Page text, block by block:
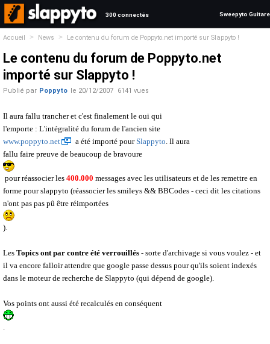
300 connectés Sweepyto Guitare
Accueil > News > Le contenu du forum de Poppyto.net importé sur Slappyto !
Le contenu du forum de Poppyto.net
importé sur Slappyto !
Publié par Poppyto le 20/12/2007 6141 vues
Il aura fallu trancher et c'est finalement le oui qui
l'emporte : L'intégralité du forum de l'ancien site
www.poppyto.net
a été importé pourSlappyto. Il aura
fallu faire preuve de beaucoup de bravoure
pour réassocier les 400.000 messages avec les utilisateurs et de les remettre en
forme pour slappyto (réassocier les smileys && BBCodes - ceci dit les citations
n'ont pas pas pû être réimportées
).
Les Topics ont par contre été verrouillés - sorte d'archivage si vous voulez - et
il va encore falloir attendre que google passe dessus pour qu'ils soient indexés
dans le moteur de recherche de Slappyto (qui dépend de google).
Vos points ont aussi été recalculés en conséquent
.